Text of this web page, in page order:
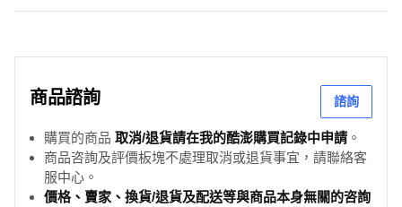
商品諮詢 諮詢
購買的商品 取消/退貨請在我的酷澎購買記錄中申請 。
商品咨詢及評價板塊不處理取消或退貨事宜，請聯絡客
服中心。
價格、賣家、換貨/退貨及配送等與商品本身無關的咨詢